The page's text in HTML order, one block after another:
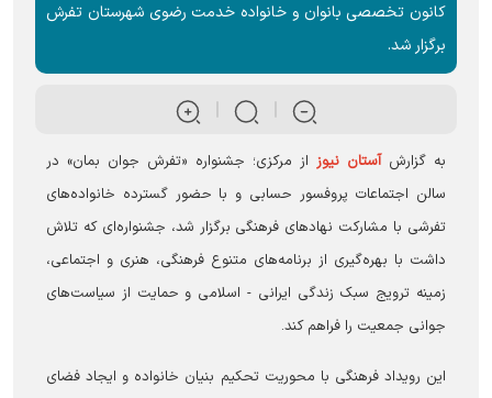
کانون تخصصی بانوان و خانواده خدمت رضوی شهرستان تفرش
برگزار شد.
به گزارشآستان نیوز از مرکزی؛ جشنواره «تفرش جوان بمان» در
سالن اجتماعات پروفسور حسابی و با حضور گسترده خانواده‌های
تفرشی با مشارکت نهادهای فرهنگی برگزار شد، جشنواره‌ای که تلاش
داشت با بهره‌گیری از برنامه‌های متنوع فرهنگی، هنری و اجتماعی،
زمینه ترویج سبک زندگی ایرانی - اسلامی و حمایت از سیاست‌های
جوانی جمعیت را فراهم کند.
این رویداد فرهنگی با محوریت تحکیم بنیان خانواده و ایجاد فضای